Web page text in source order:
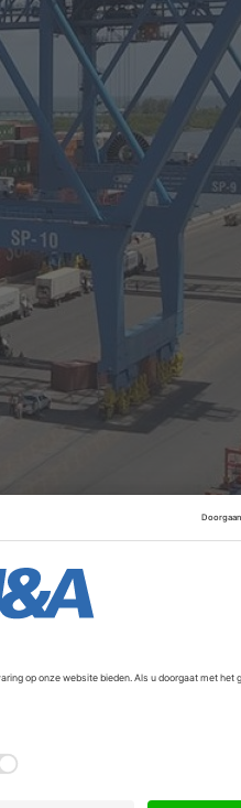
terminal,
Navieras. Deze
containerbedrijf
diensten in elf landen
portefeuille uitbreiden